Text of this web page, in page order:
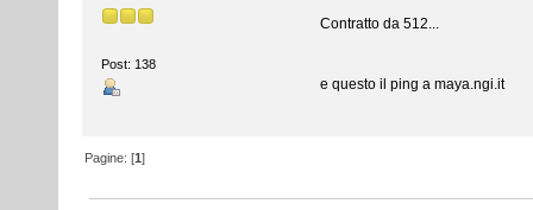
Post: 138
Contratto da 512...
e questo il ping a maya.ngi.it
Pagine: [1]